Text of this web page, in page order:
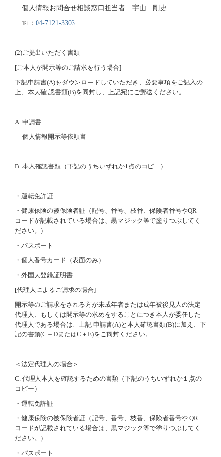
個人情報お問合せ相談窓口担当者 宇山 剛史
℡： 04-7121-3303
(2)ご提出いただく書類
[ご本人が開示等のご請求を行う場合]
下記申請書(A)をダウンロードしていただき、必要事項をご記入の
上、本人確 認書類(B)を同封し、上記宛にご郵送ください。
A. 申請書
個人情報開示等依頼書
B. 本人確認書類（下記のうちいずれか1点のコピー）
・運転免許証
・健康保険の被保険者証（記号、番号、枝番、保険者番号やQR
コードが記載されている場合は、黒マジック等で塗りつぶしてく
ださい。）
・パスポート
・個人番号カード（表面のみ）
・外国人登録証明書
[代理人によるご請求の場合]
開示等のご請求をされる方が未成年者または成年被後見人の法定
代理人、もしくは開示等の求めをすることにつき本人が委任した
代理人である場合は、上記 申請書(A)と本人確認書類(B)に加え、下
記の書類(C ＋ DまたはC ＋ E)をご同封ください。
＜法定代理人の場合＞
C. 代理人本人を確認するための書類（下記のうちいずれか１点の
コピー）
・運転免許証
・健康保険の被保険者証（記号、番号、枝番、保険者番号や QR
コードが記載されている場合は、黒マジック等で塗りつぶしてく
ださい。）
・パスポート